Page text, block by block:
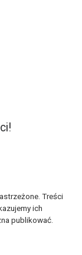
Treści
ich
publikować.